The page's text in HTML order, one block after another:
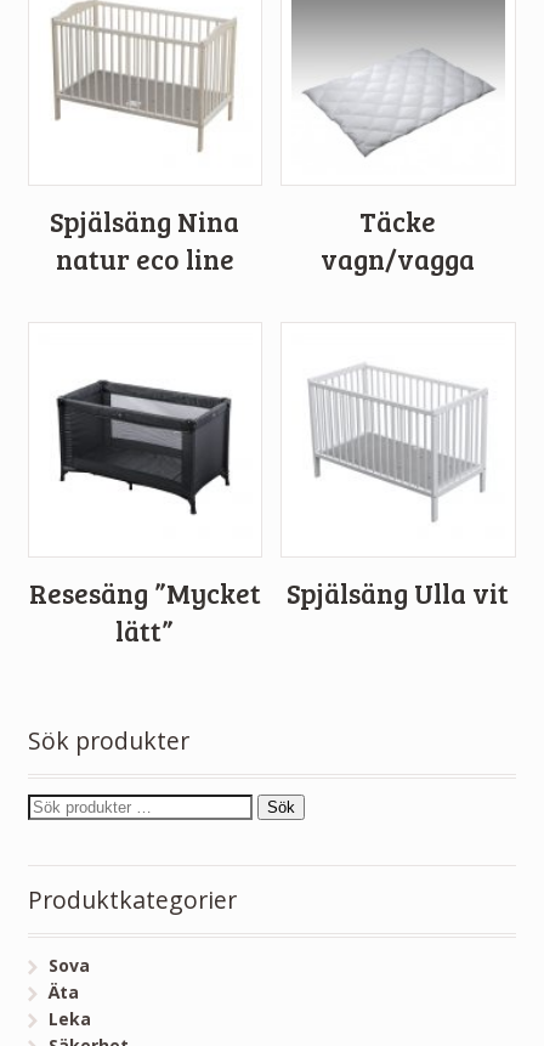
Spjälsäng Nina
natur eco line
Täcke
vagn/vagga
Resesäng ”Mycket
lätt”
Spjälsäng Ulla vit
Sök produkter
Sök
Produktkategorier
Sova
Äta
Leka